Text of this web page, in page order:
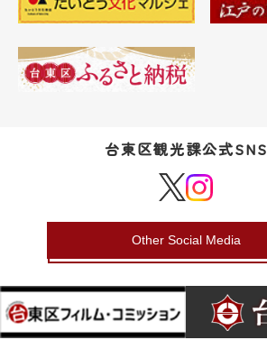
台東区観光課公式SNS
Other Social Media